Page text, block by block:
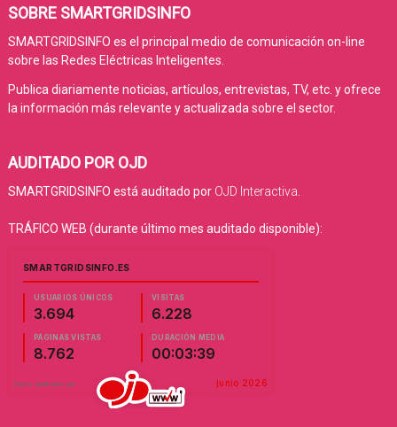
SOBRE SMARTGRIDSINFO
SMARTGRIDSINFO es el principal medio de comunicación on-line
sobre las Redes Eléctricas Inteligentes.
Publica diariamente noticias, artículos, entrevistas, TV, etc. y ofrece
la información más relevante y actualizada sobre el sector.
AUDITADO POR OJD
SMARTGRIDSINFO está auditado por OJD Interactiva
TRÁFICO WEB (durante último mes auditado disponible):